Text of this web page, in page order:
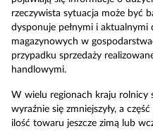
rzeczywista sytuacja może być
dysponuje pełnymi i
magazynowych w
przypadku sprzedaży
handlowymi.
W wielu regionach kraju rolnicy
wyraźnie się zmniejszyły, a
ilość towaru jeszcze zimą lub